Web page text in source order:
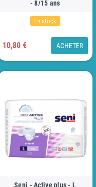
- 8/15 ans
En stock
10,80 € ACHETER
Seni - Active plus - L